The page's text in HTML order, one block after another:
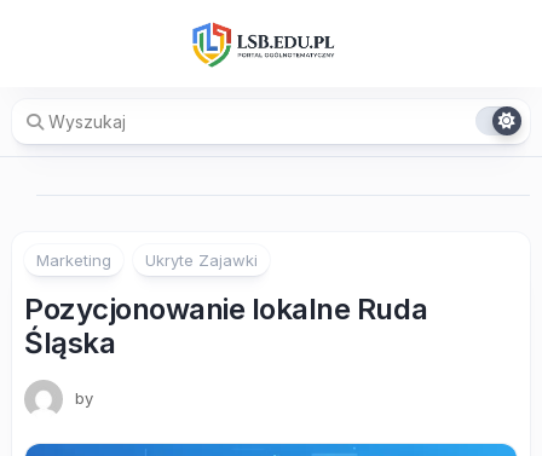
Marketing Ukryte Zajawki
Pozycjonowanie lokalne Ruda
Śląska
by